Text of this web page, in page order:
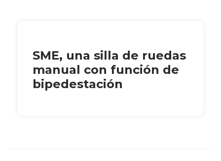
SME, una silla de ruedas
manual con función de
bipedestación